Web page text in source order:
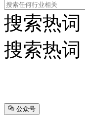
搜索热词
搜索热词
公众号